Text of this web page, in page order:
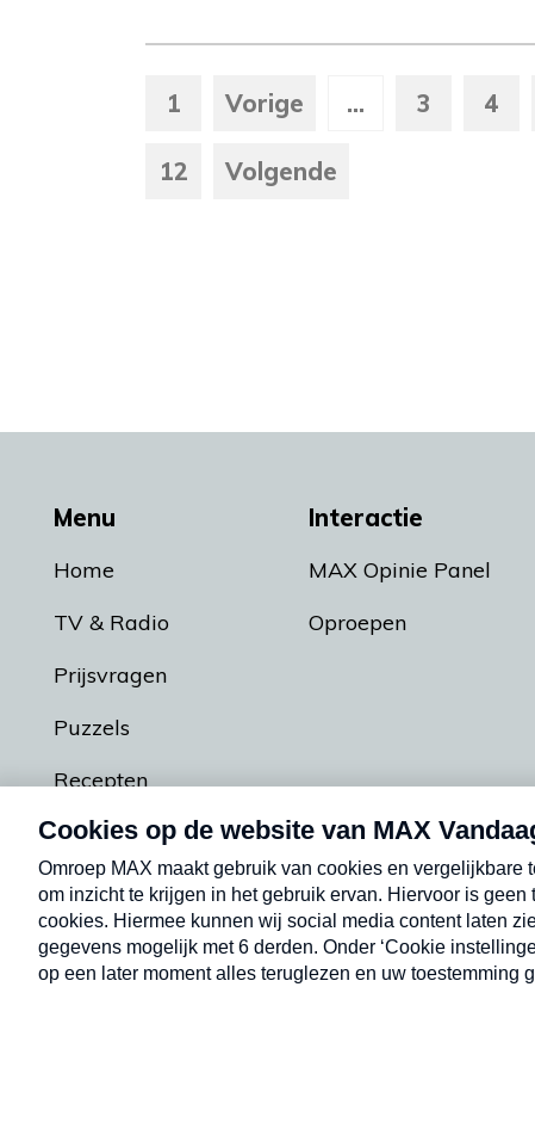
1 Vorige ... 3 4
12 Volgende
Menu
Home
TV & Radio
Prijsvragen
Puzzels
Recepten
Podcasts
Interactie
MAX Opinie Panel
Oproepen